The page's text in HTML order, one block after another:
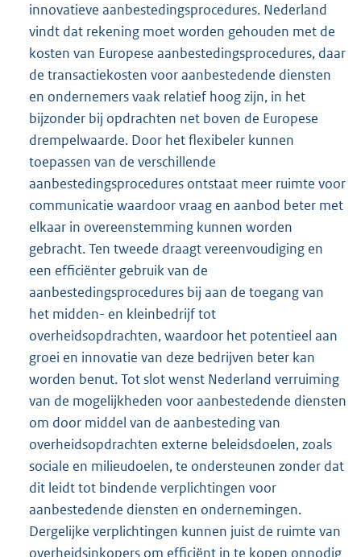
innovatieve aanbestedingsprocedures. Nederland
vindt dat rekening moet worden gehouden met de
kosten van Europese aanbestedingsprocedures, daar
de transactiekosten voor aanbestedende diensten
en ondernemers vaak relatief hoog zijn, in het
bijzonder bij opdrachten net boven de Europese
drempelwaarde. Door het flexibeler kunnen
toepassen van de verschillende
aanbestedingsprocedures ontstaat meer ruimte voor
communicatie waardoor vraag en aanbod beter met
elkaar in overeenstemming kunnen worden
gebracht. Ten tweede draagt vereenvoudiging en
een efficiënter gebruik van de
aanbestedingsprocedures bij aan de toegang van
het midden- en kleinbedrijf tot
overheidsopdrachten, waardoor het potentieel aan
groei en innovatie van deze bedrijven beter kan
worden benut. Tot slot wenst Nederland verruiming
van de mogelijkheden voor aanbestedende diensten
om door middel van de aanbesteding van
overheidsopdrachten externe beleidsdoelen, zoals
sociale en milieudoelen, te ondersteunen zonder dat
dit leidt tot bindende verplichtingen voor
aanbestedende diensten en ondernemingen.
Dergelijke verplichtingen kunnen juist de ruimte van
overheidsinkopers om efficiënt in te kopen onnodig